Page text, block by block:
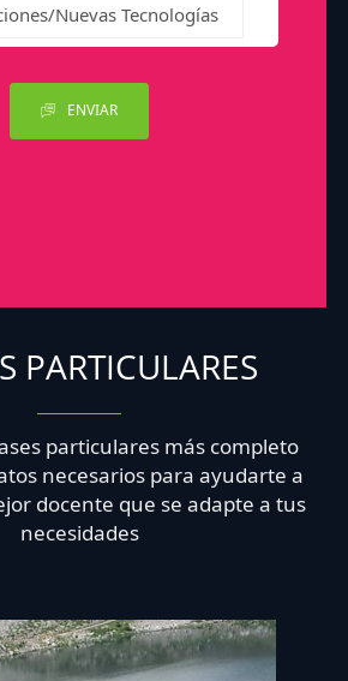
Nuevas Tecnologías
ENVIAR
PARTICULARES
particulares más completo
necesarios para ayudarte a
docente que se adapte a tus
necesidades